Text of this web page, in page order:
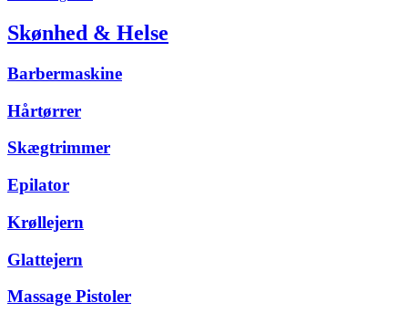
Skønhed & Helse
Barbermaskine
Hårtørrer
Skægtrimmer
Epilator
Krøllejern
Glattejern
Massage Pistoler